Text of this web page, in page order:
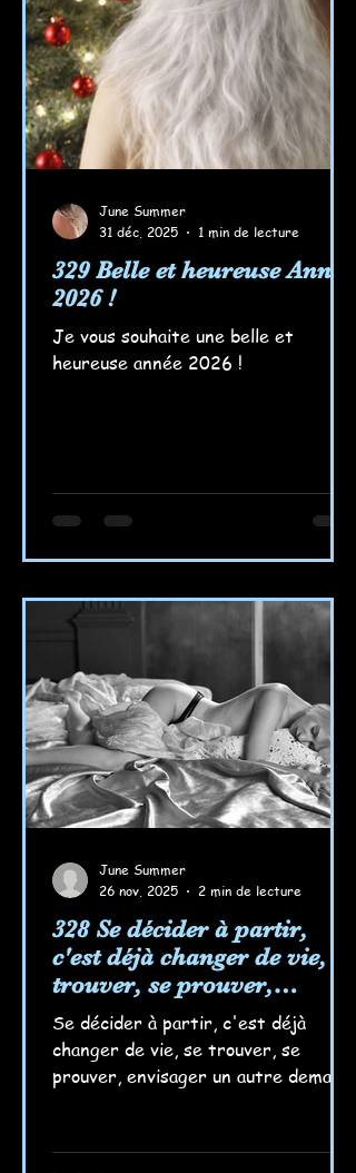
329 Belle et heureuse Année
2026 !
Je vous souhaite une belle et
heureuse année 2026 !
June Summer
31 déc. 2025
1 min de lecture
328 Se décider à partir,
c'est déjà changer de vie, se
trouver, se prouver,
envisager un autre
demain... Rêver aussi...
Se décider à partir, c'est déjà
changer de vie, se trouver, se
prouver, envisager un autre demain.
June Summer
26 nov. 2025
2 min de lecture